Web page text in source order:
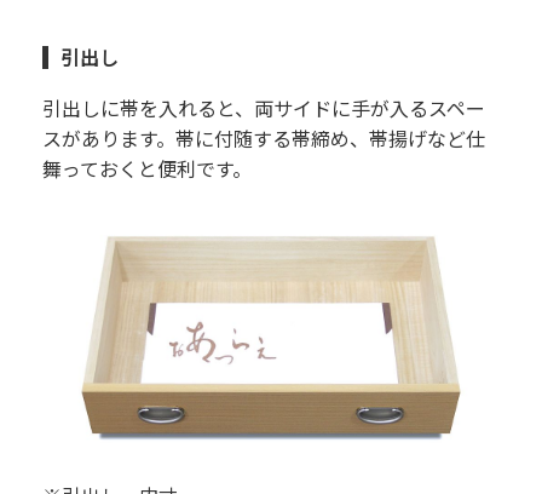
引出し
引出しに帯を入れると、両サイドに手が入るスペー
スがあります。帯に付随する帯締め、帯揚げなど仕
舞っておくと便利です。